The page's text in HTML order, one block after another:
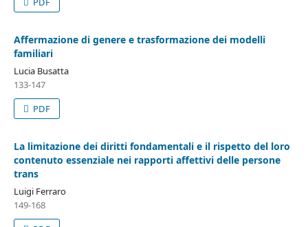
Affermazione di genere e trasformazione dei modelli
familiari
Lucia Busatta
133-147
PDF
La limitazione dei diritti fondamentali e il rispetto del loro
contenuto essenziale nei rapporti affettivi delle persone
trans
Luigi Ferraro
149-168